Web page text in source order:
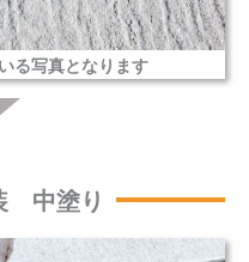
る写真となります
中塗り